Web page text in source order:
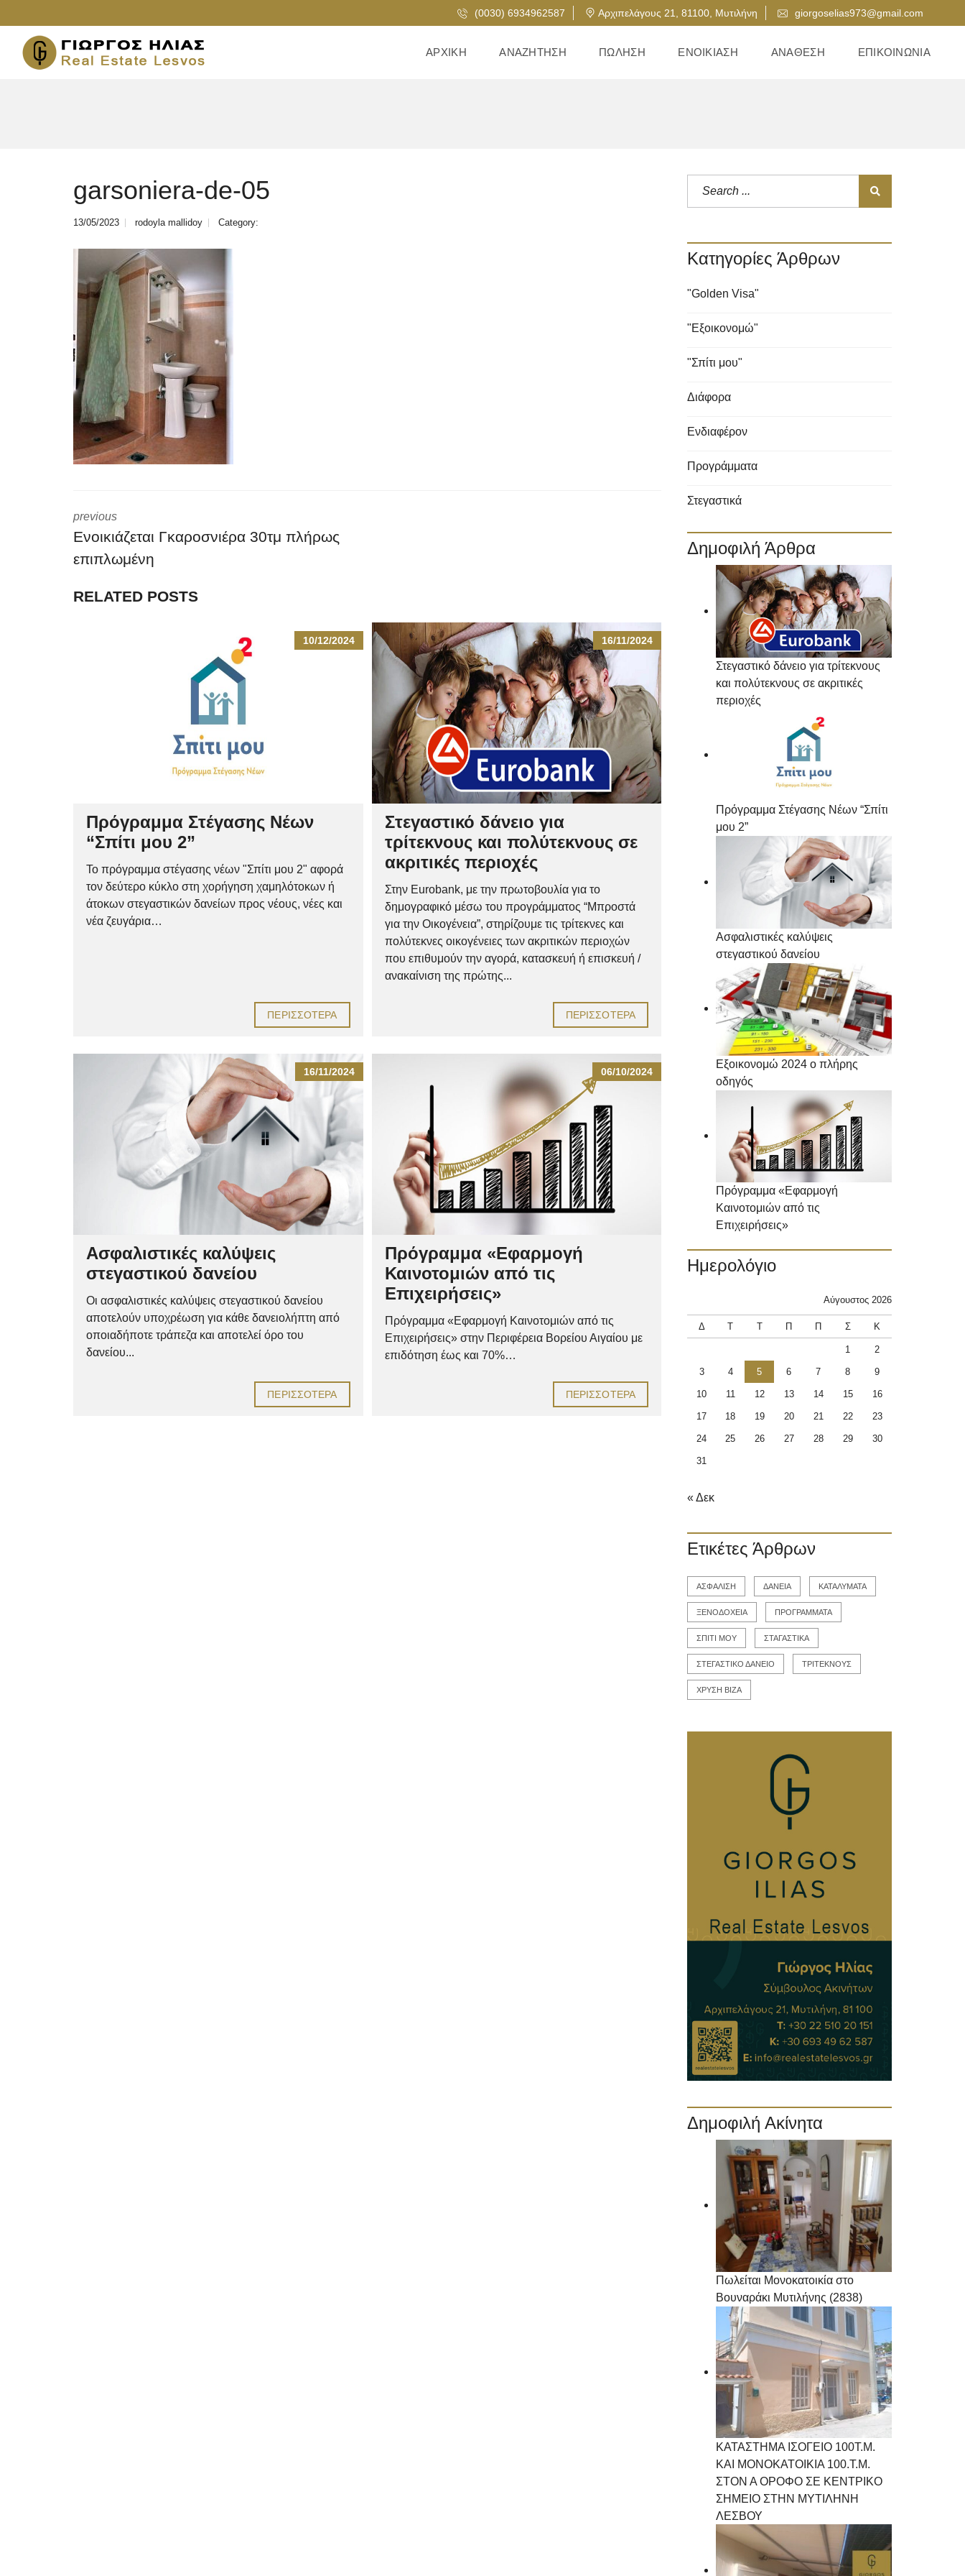
(0030) 6934962587 Αρχιπελάγους 21, 81100, Μυτιλήνη giorgoselias973@gmail.com
ΑΡΧΙΚΉ ΑΝΑΖΉΤΗΣΗ ΠΏΛΗΣΗ ΕΝΟΙΚΊΑΣΗ ΑΝΆΘΕΣΗ ΕΠΙΚΟΙΝΩΝΊΑ
garsoniera-de-05
13/05/2023 rodoyla mallidoy Category:
previous
Eνοικιάζεται Γκαροσνιέρα 30τμ πλήρως
επιπλωμένη
RELATED POSTS
10/12/2024
Πρόγραμμα Στέγασης Νέων
“Σπίτι μου 2”
Το πρόγραμμα στέγασης νέων "Σπίτι μου 2" αφορά
τον δεύτερο κύκλο στη χορήγηση χαμηλότοκων ή
άτοκων στεγαστικών δανείων προς νέους, νέες και
νέα ζευγάρια…
ΠΕΡΙΣΣΌΤΕΡΑ
16/11/2024
Στεγαστικό δάνειο για
τρίτεκνους και πολύτεκνους σε
ακριτικές περιοχές
Στην Eurobank, με την πρωτοβουλία για το
δημογραφικό μέσω του προγράμματος “Μπροστά
για την Οικογένεια”, στηρίζουμε τις τρίτεκνες και
πολύτεκνες οικογένειες των ακριτικών περιοχών
που επιθυμούν την αγορά, κατασκευή ή επισκευή /
ανακαίνιση της πρώτης...
ΠΕΡΙΣΣΌΤΕΡΑ
16/11/2024
Ασφαλιστικές καλύψεις
στεγαστικού δανείου
Οι ασφαλιστικές καλύψεις στεγαστικού δανείου
αποτελούν υποχρέωση για κάθε δανειολήπτη από
οποιαδήποτε τράπεζα και αποτελεί όρο του
δανείου...
ΠΕΡΙΣΣΌΤΕΡΑ
06/10/2024
Πρόγραμμα «Εφαρμογή
Καινοτομιών από τις
Επιχειρήσεις»
Πρόγραμμα «Εφαρμογή Καινοτομιών από τις
Επιχειρήσεις» στην Περιφέρεια Βορείου Αιγαίου με
επιδότηση έως και 70%…
ΠΕΡΙΣΣΌΤΕΡΑ
Κατηγορίες Άρθρων
"Golden Visa"
"Εξοικονομώ"
"Σπίτι μου"
Διάφορα
Ενδιαφέρον
Προγράμματα
Στεγαστικά
Δημοφιλή Άρθρα
Στεγαστικό δάνειο για τρίτεκνους
και πολύτεκνους σε ακριτικές
περιοχές
Πρόγραμμα Στέγασης Νέων “Σπίτι
μου 2”
Ασφαλιστικές καλύψεις
στεγαστικού δανείου
Εξοικονομώ 2024 ο πλήρης
οδηγός
Πρόγραμμα «Εφαρμογή
Καινοτομιών από τις
Επιχειρήσεις»
Ημερολόγιο
Αύγουστος 2026
Δ Τ Τ Π Π Σ Κ
1 2
3 4 5 6 7 8 9
10 11 12 13 14 15 16
17 18 19 20 21 22 23
24 25 26 27 28 29 30
31
« Δεκ
Ετικέτες Άρθρων
ΑΣΦΑΛΙΣΗ ΔΑΝΕΙΑ ΚΑΤΑΛΥΜΑΤΑ
ΞΕΝΟΔΟΧΕΙΑ ΠΡΟΓΡΑΜΜΑΤΑ
ΣΠΙΤΙ ΜΟΥ ΣΤΑΓΑΣΤΙΚΑ
ΣΤΕΓΑΣΤΙΚΟ ΔΑΝΕΙΟ ΤΡΙΤΕΚΝΟΥΣ
ΧΡΥΣΗ ΒΙΖΑ
Δημοφιλή Ακίνητα
Πωλείται Μονοκατοικία στο
Βουναράκι Μυτιλήνης (2838)
ΚΑΤΑΣΤΗΜΑ ΙΣΟΓΕΙΟ 100Τ.Μ.
ΚΑΙ ΜΟΝΟΚΑΤΟΙΚΙΑ 100.Τ.Μ.
ΣΤΟΝ Α ΟΡΟΦΟ ΣΕ ΚΕΝΤΡΙΚΟ
ΣΗΜΕΙΟ ΣΤΗΝ ΜΥΤΙΛΗΝΗ
ΛΕΣΒΟΥ